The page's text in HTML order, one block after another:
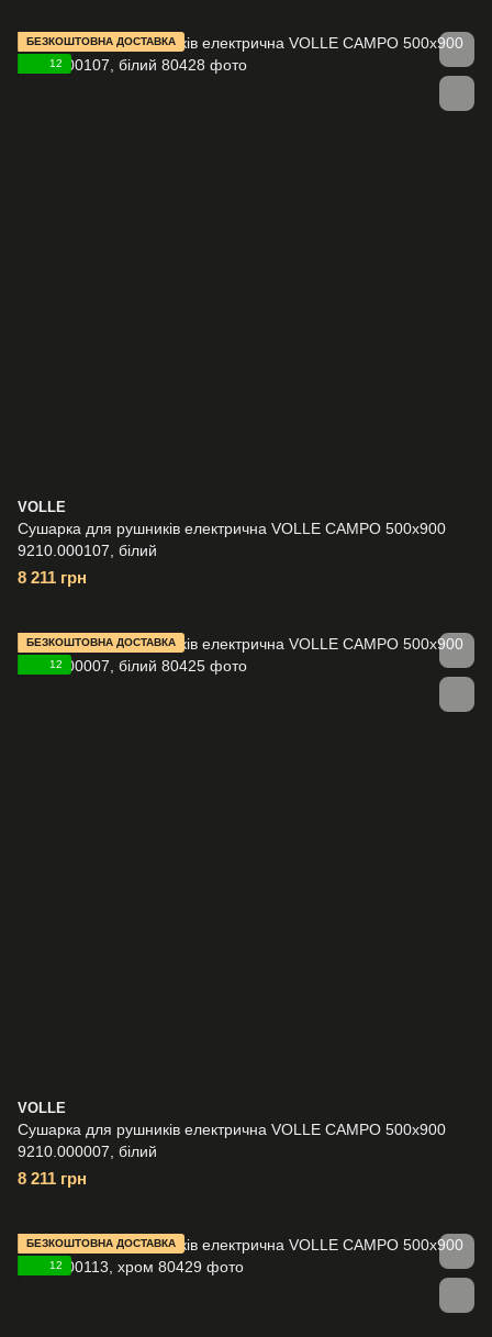
БЕЗКОШТОВНА ДОСТАВКА
12
VOLLE
Сушарка для рушників електрична VOLLE CAMPO 500x900
9210.000107, білий
8 211 грн
БЕЗКОШТОВНА ДОСТАВКА
12
VOLLE
Сушарка для рушників електрична VOLLE CAMPO 500x900
9210.000007, білий
8 211 грн
БЕЗКОШТОВНА ДОСТАВКА
12